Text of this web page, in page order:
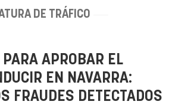
DE TRÁFICO
APROBAR EL
EN NAVARRA:
FRAUDES DETECTADOS